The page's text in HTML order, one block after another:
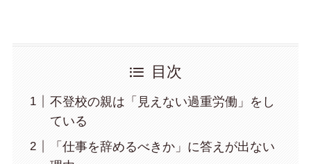
目次
不登校の親は「見えない過重労働」をし
ている
「仕事を辞めるべきか」に答えが出ない